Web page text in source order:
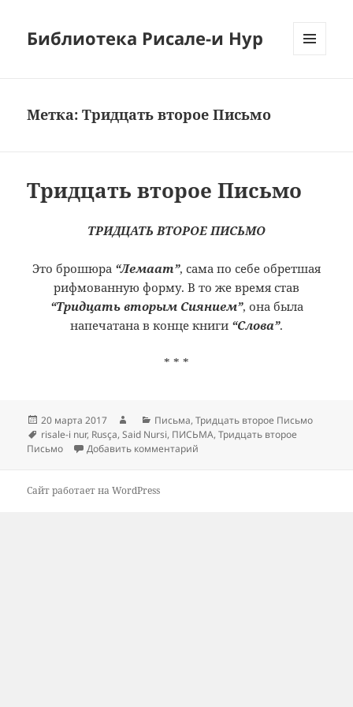
Библиотека Рисале-и Нур
Метка:Тридцать второе Письмо
Тридцать второе Письмо
ТРИДЦАТЬ ВТОРОЕ ПИСЬМО
Это брошюра “Лемаат”, сама по себе обретшая
рифмованную форму. В то же время став
“Тридцать вторым Сиянием”, она была
напечатана в конце книги “Слова”.
* * *
Опубликовано
20 марта 2017 АвторРубрики
Письма,Тридцать второе Письмо
Метки
risale-i nur, Rusça,Said Nursi, ПИСЬМА,Тридцать второе
Письмо
Добавить комментарий
Сайт работает на WordPress